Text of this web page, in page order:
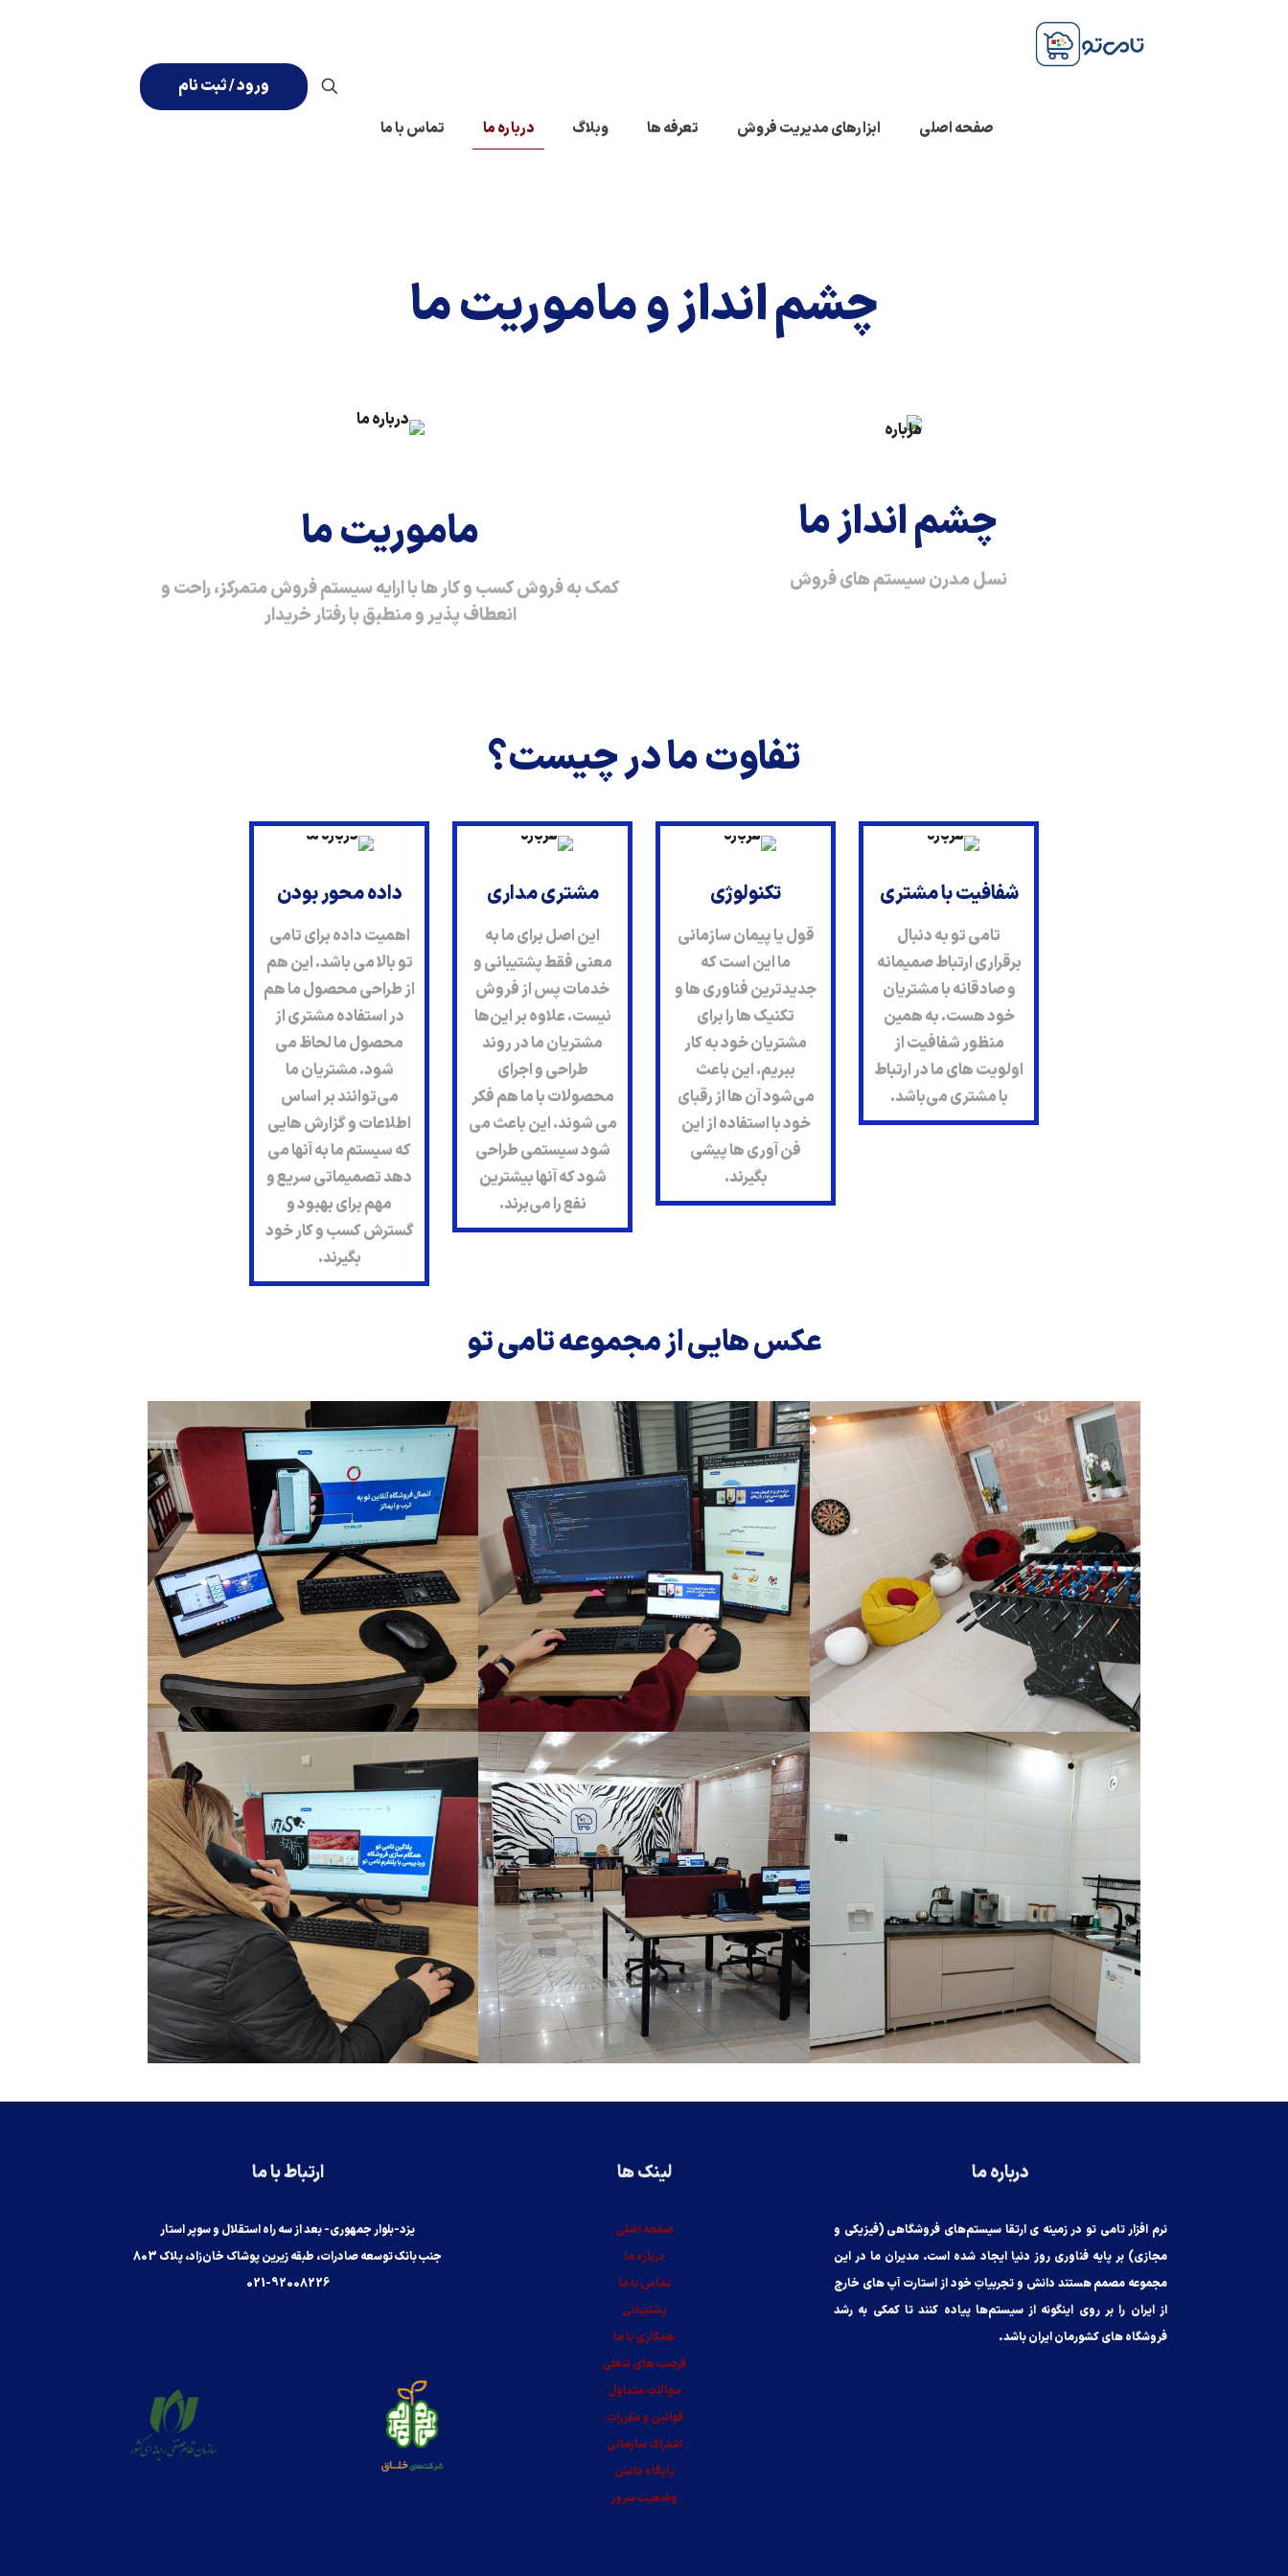
صفحه اصلی ابزارهای مدیریت فروش تعرفه ها وبلاگ درباره ما تماس با ما
ورود / ثبت نام
چشم انداز و ماموریت ما
چشم انداز ما​
نسل مدرن سیستم های فروش
ماموریت ما
کمک به فروش کسب و کار ها با ارایه سیستم فروش متمرکز، راحت و
انعطاف پذیر و منطبق با رفتار خریدار
تفاوت ما در چیست؟
شفافیت با مشتری
تامی تو به دنبال
برقراری ارتباط صمیمانه
و صادقانه با مشتریان
خود هست. به همین
منظور شفافیت از
اولویت های ما در ارتباط
با مشتری می‌باشد.
تکنولوژی
قول یا پیمان سازمانی
ما این است که
جدیدترین فناوری ها و
تکنیک ها را برای
مشتریان خود به کار
ببریم. این باعث
می‌شود آن ها از رقبای
خود با استفاده از این
فن آوری ها پیشی
بگیرند.
مشتری مداری
این اصل برای ما به
معنی فقط پشتیبانی و
خدمات پس از فروش
نیست. علاوه بر این‌ها
مشتریان ما در روند
طراحی و اجرای
محصولات با ما هم فکر
می شوند. این باعث می
شود سیستمی طراحی
شود که آنها بیشترین
نفع را می‌برند.
داده محور بودن
اهمیت داده برای تامی
تو بالا می باشد. این هم
از طراحی محصول ما هم
در استفاده مشتری از
محصول ما لحاظ می
شود. مشتریان ما
می‌توانند بر اساس
اطلاعات و گزارش هایی
که سیستم ما به آنها می
دهد تصمیماتی سریع و
مهم برای بهبود و
گسترش کسب و کار خود
بگیرند.
عکس هایی از مجموعه تامی تو
درباره ما
نرم افزار تامی تو در زمینه ی ارتقا سیستم‌های فروشگاهی (فیزیکی‌ و
مجازی) بر پایه فناوری روز دنیا ایجاد شده است. مدیران ما در این
مجموعه مصمم هستند دانش و تجربیاتِ خود از استارت آپ های خارج
از ایران را بر روی اینگونه از سیستم‌ها پیاده کنند تا کمکی‌ به رشد
فروشگاه های کشورمان ایران باشد.
لینک ها
صفحه اصلی
درباره ما
تماس با ما
پشتیبانی
همکاری با ما
فرصت های شغلی
سوالات متداول
قوانین و مقررات
اشتراک سازمانی
پایگاه دانش
وضعیت سرور
ارتباط با ما
یزد-بلوار جمهوری- بعد از سه راه استقلال و سوپر استار
جنب بانک توسعه صادرات، طبقه زیرین پوشاک خان‌زاد، پلاک 803
021-92008226